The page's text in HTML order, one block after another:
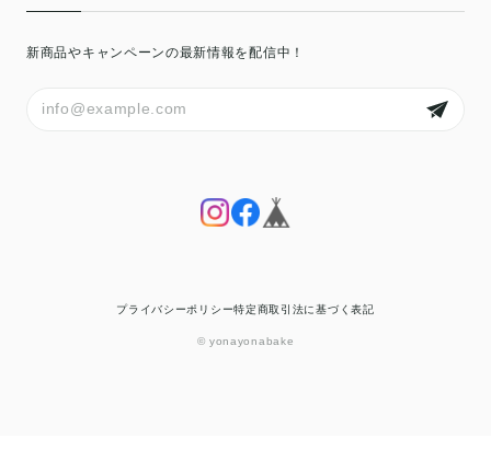
新商品やキャンペーンの最新情報を配信中！
プライバシーポリシー特定商取引法に基づく表記
© yonayonabake